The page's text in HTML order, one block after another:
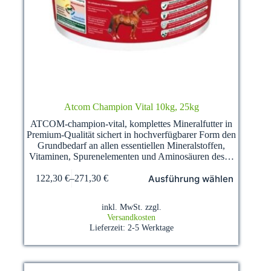
Atcom Champion Vital 10kg, 25kg
ATCOM-champion-vital, komplettes Mineralfutter in
Premium-Qualität sichert in hochverfügbarer Form den
Grundbedarf an allen essentiellen Mineralstoffen,
Vitaminen, Spurenelementen und Aminosäuren des…
122,30 €–271,30 € Ausführung wählen
Produkt
Optionen
inkl. MwSt. zzgl.
Versandkosten
Lieferzeit: 2-5 Werktage